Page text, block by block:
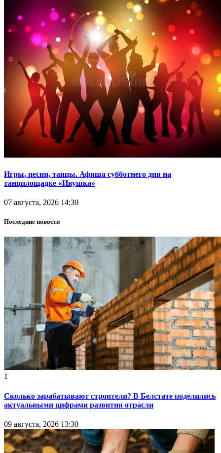
Игры, песни, танцы. Афиша субботнего дня на
танцплощадке «Ивушка»
07 августа, 2026 14:30
Последние новости
1
Сколько зарабатывают строители? В Белстате поделились
актуальными цифрами развития отрасли
09 августа, 2026 13:30